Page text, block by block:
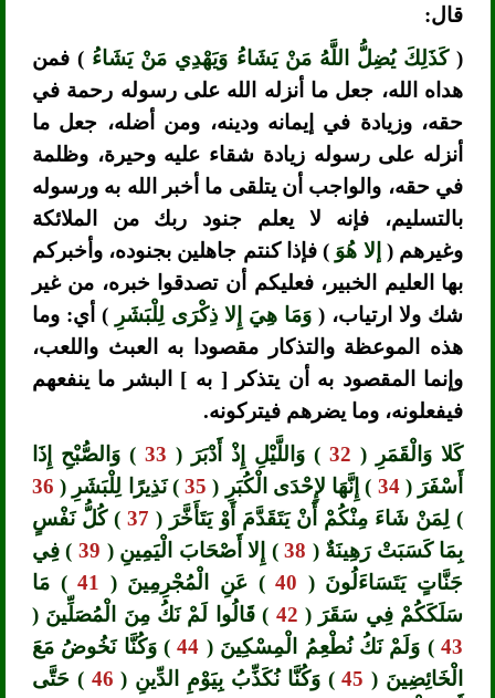
قال:
(كَذَلِكَ يُضِلُّ اللَّهُ مَنْ يَشَاءُ وَيَهْدِي مَنْ يَشَاءُ ) فمن
هداه الله، جعل ما أنزله الله على رسوله رحمة في
حقه، وزيادة في إيمانه ودينه، ومن أضله، جعل ما
أنزله على رسوله زيادة شقاء عليه وحيرة، وظلمة
في حقه، والواجب أن يتلقى ما أخبر الله به ورسوله
بالتسليم، فإنه لا يعلم جنود ربك من الملائكة
وغيرهم ( إلا هُوَ ) فإذا كنتم جاهلين بجنوده، وأخبركم
بها العليم الخبير، فعليكم أن تصدقوا خبره، من غير
شك ولا ارتياب، (وَمَا هِيَ إِلا ذِكْرَى لِلْبَشَرِ) أي: وما
هذه الموعظة والتذكار مقصودا به العبث واللعب،
وإنما المقصود به أن يتذكر [ به ] البشر ما ينفعهم
فيفعلونه، وما يضرهم فيتركونه.
كَلا وَالْقَمَرِ (32 ) وَاللَّيْلِ إِذْ أَدْبَرَ (33
) وَالصُّبْحِ إِذَا
أَسْفَرَ ( 34 ) إِنَّهَا لإِحْدَى الْكُبَرِ (35 ) نَذِيرًا لِلْبَشَرِ (36
) لِمَنْ شَاءَ مِنْكُمْ أَنْ يَتَقَدَّمَ أَوْ يَتَأَخَّرَ (37
) كُلُّ نَفْسٍ
بِمَا كَسَبَتْ رَهِينَةٌ (
) إِلا أَصْحَابَ الْيَمِينِ (
) فِي
جَنَّاتٍ يَتَسَاءَلُونَ (
) عَنِ الْمُجْرِمِينَ (
) مَا
سَلَكَكُمْ فِي سَقَرَ (
) قَالُوا لَمْ نَكُ مِنَ الْمُصَلِّينَ (
43 ) وَلَمْ نَكُ نُطْعِمُ الْمِسْكِينَ (
) وَكُنَّا نَخُوضُ مَعَ
الْخَائِضِينَ (45 ) وَكُنَّا نُكَذِّبُ بِيَوْمِ الدِّينِ (46
) حَتَّى